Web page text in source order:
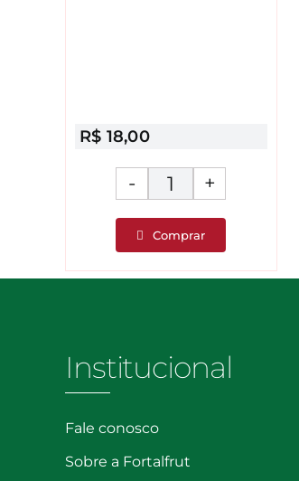
R$ 18,00
Uva
Red
Globe
quantidade
Comprar
Institucional
Fale conosco
Sobre a Fortalfrut